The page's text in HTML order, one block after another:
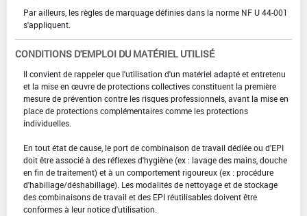
Par ailleurs, les règles de marquage définies dans la norme NF U 44-001
s'appliquent.
CONDITIONS D'EMPLOI DU MATÉRIEL UTILISÉ
Il convient de rappeler que l'utilisation d'un matériel adapté et entretenu
et la mise en œuvre de protections collectives constituent la première
mesure de prévention contre les risques professionnels, avant la mise en
place de protections complémentaires comme les protections
individuelles.
En tout état de cause, le port de combinaison de travail dédiée ou d'EPI
doit être associé à des réflexes d'hygiène (ex : lavage des mains, douche
en fin de traitement) et à un comportement rigoureux (ex : procédure
d'habillage/déshabillage). Les modalités de nettoyage et de stockage
des combinaisons de travail et des EPI réutilisables doivent être
conformes à leur notice d'utilisation.